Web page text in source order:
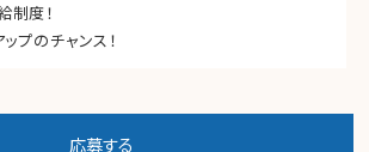
制度！
プのチャンス！